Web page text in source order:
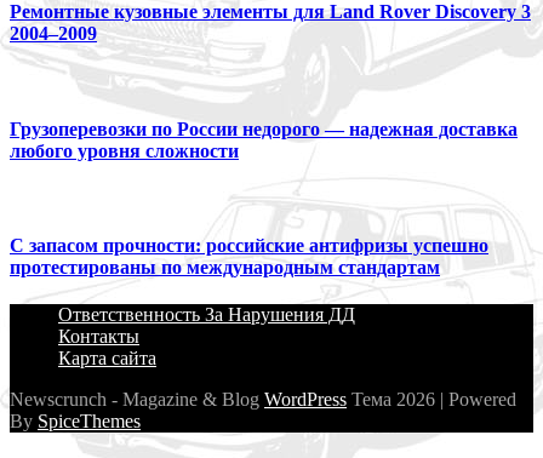
Ремонтные кузовные элементы для Land Rover Discovery 3
2004–2009
Грузоперевозки по России недорого — надежная доставка
любого уровня сложности
С запасом прочности: российские антифризы успешно
протестированы по международным стандартам
Ответственность За Нарушения ДД
Контакты
Карта сайта
Newscrunch - Magazine & Blog WordPress Тема 2026 | Powered
By SpiceThemes